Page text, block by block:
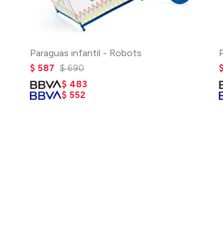
Paraguas infantil - Robots
$ 587 $ 690
$ 483
$ 552
$